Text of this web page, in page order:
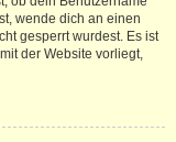
wende dich an einen
gesperrt wurdest. Es ist
der Website vorliegt,